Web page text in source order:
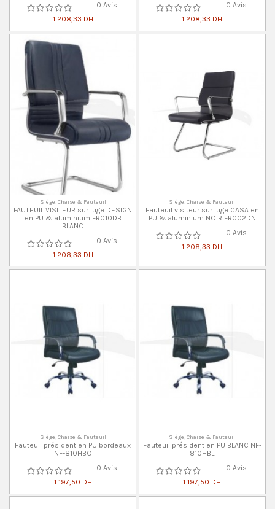
0 Avis
1 208,33 DH
0 Avis
1 208,33 DH
Siège, Chaise & Fauteuil
FAUTEUIL VISITEUR sur luge DESIGN
en PU & aluminium FR010DB
BLANC
0 Avis
1 208,33 DH
Siège, Chaise & Fauteuil
Fauteuil visiteur sur luge CASA en
PU & aluminium NOIR FR002DN
0 Avis
1 208,33 DH
Siège, Chaise & Fauteuil
Fauteuil président en PU bordeaux
NF-810HBO
0 Avis
1 197,50 DH
Siège, Chaise & Fauteuil
Fauteuil président en PU BLANC NF-
810HBL
0 Avis
1 197,50 DH